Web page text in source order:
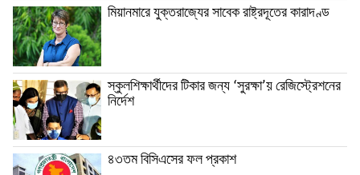
মিয়ানমারে যুক্তরাজ্যের সাবেক রাষ্ট্রদূতের কারাদণ্ড
স্কুলশিক্ষার্থীদের টিকার জন্য ‘সুরক্ষা’য় রেজিস্ট্রেশনের
নির্দেশ
৪৩তম বিসিএসের ফল প্রকাশ